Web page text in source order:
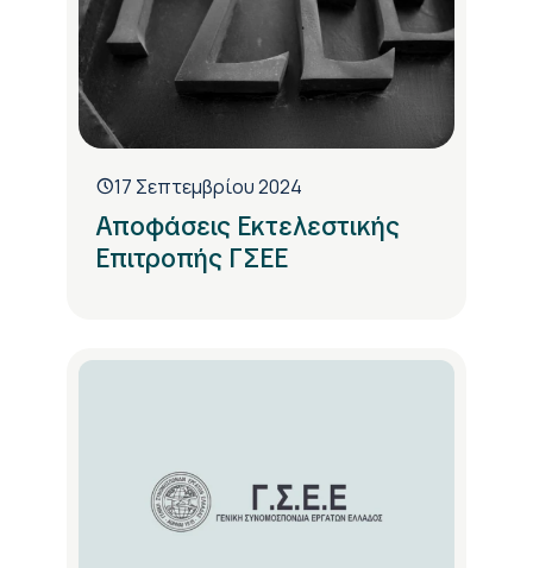
17 Σεπτεμβρίου 2024
Αποφάσεις Εκτελεστικής
Επιτροπής ΓΣΕΕ